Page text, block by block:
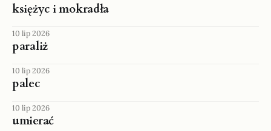
księżyc i mokradła
10 lip 2026
paraliż
10 lip 2026
palec
10 lip 2026
umierać